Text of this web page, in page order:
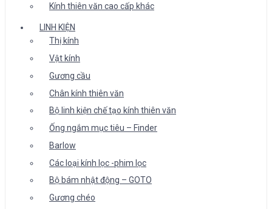
Kính thiên văn cao cấp khác
LINH KIỆN
Thị kính
Vật kính
Gương cầu
Chân kính thiên văn
Bộ linh kiện chế tạo kính thiên văn
Ống ngắm mục tiêu – Finder
Barlow
Các loại kính lọc -phim lọc
Bộ bám nhật động – GOTO
Gương chéo